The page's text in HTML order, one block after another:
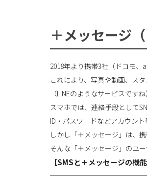
＋メッセージ
2018年より携帯3社（ドコモ、
これにより、写真や動画、ス
（LINEのようなサービスですね）
スマホでは、連絡手段として
ID・パスワードなどアカウント
しかし「＋メッセージ」は、
そんな「＋メッセージ」のユ
【SMSと＋メッセージの機能